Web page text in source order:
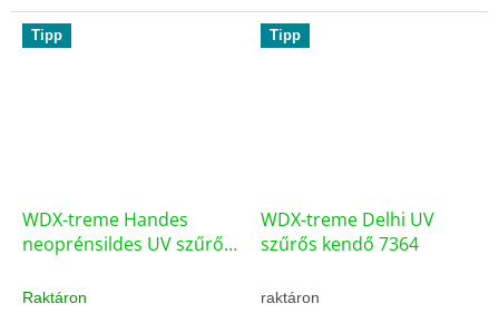
Figyelem!...
Tipp
WDX-treme Handes
neoprénsildes UV szűrős
Raktáron
Tipp
WDX-treme Delhi UV
szűrős kendő 7364
raktáron